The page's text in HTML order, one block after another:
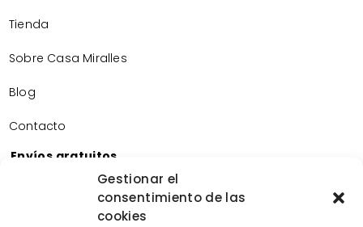
Gestionar el
consentimiento de las
cookies
Tienda
Sobre Casa Miralles
Blog
Contacto
Envíos gratuitos
Envíos gratuitos por la compra de más de 60€.
Devoluciones gratuitas
Devoluciones gratuitas en nuestra tienda física.